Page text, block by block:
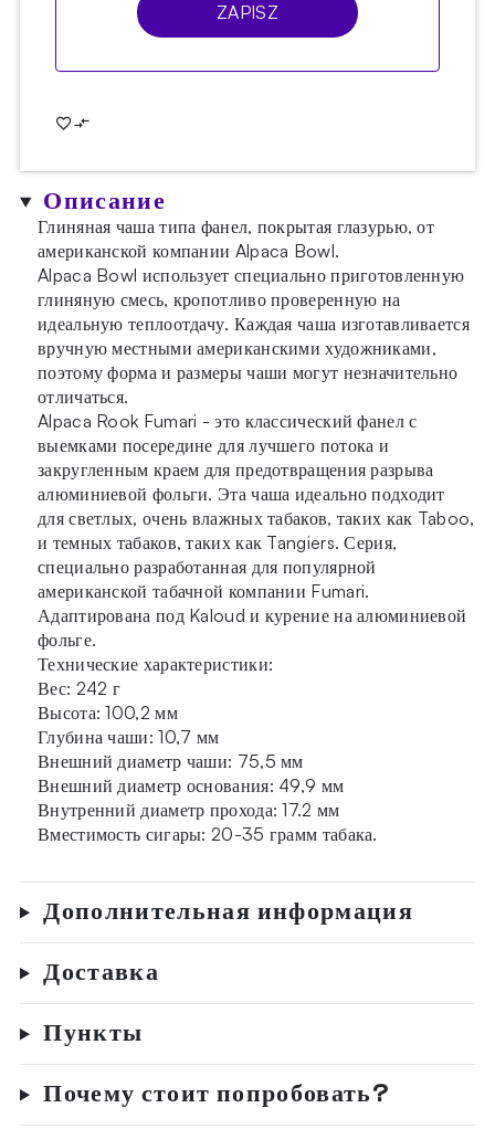
ZAPISZ
Описание
Глиняная чаша типа фанел, покрытая глазурью, от
американской компании Alpaca Bowl.
Alpaca Bowl использует специально приготовленную
глиняную смесь, кропотливо проверенную на
идеальную теплоотдачу. Каждая чаша изготавливается
вручную местными американскими художниками,
поэтому форма и размеры чаши могут незначительно
отличаться.
Alpaca Rook Fumari - это классический фанел с
выемками посередине для лучшего потока и
закругленным краем для предотвращения разрыва
алюминиевой фольги. Эта чаша идеально подходит
для светлых, очень влажных табаков, таких как Taboo,
и темных табаков, таких как Tangiers. Серия,
специально разработанная для популярной
американской табачной компании Fumari.
Адаптирована под Kaloud и курение на алюминиевой
фольге.
Технические характеристики:
Вес: 242 г
Высота: 100,2 мм
Глубина чаши: 10,7 мм
Внешний диаметр чаши: 75,5 мм
Внешний диаметр основания: 49,9 мм
Внутренний диаметр прохода: 17.2 мм
Вместимость сигары: 20-35 грамм табака.
Дополнительная информация
Доставка
Пункты
Почему стоит попробовать?